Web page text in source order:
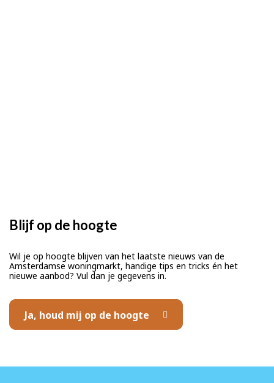
Blijf op de hoogte
Wil je op hoogte blijven van het laatste nieuws van de
Amsterdamse woningmarkt, handige tips en tricks én het
nieuwe aanbod? Vul dan je gegevens in.
Ja, houd mij op de hoogte